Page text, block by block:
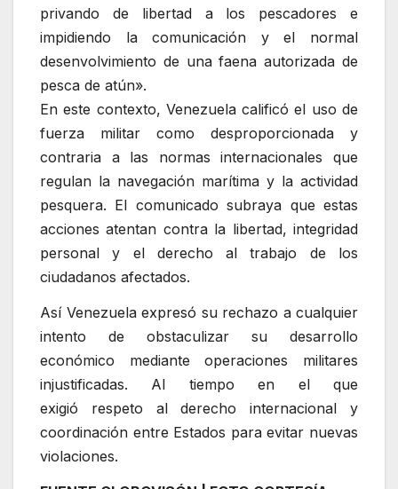
privando de libertad a los pescadores e
impidiendo la comunicación y el normal
desenvolvimiento de una faena autorizada de
pesca de atún».
En este contexto, Venezuela calificó el uso de
fuerza militar como desproporcionada y
contraria a las normas internacionales que
regulan la navegación marítima y la actividad
pesquera. El comunicado subraya que estas
acciones atentan contra la libertad, integridad
personal y el derecho al trabajo de los
ciudadanos afectados.
Así Venezuela expresó su rechazo a cualquier
intento de obstaculizar su desarrollo
económico mediante operaciones militares
injustificadas. Al tiempo en el que
exigió respeto al derecho internacional y
coordinación entre Estados para evitar nuevas
violaciones.